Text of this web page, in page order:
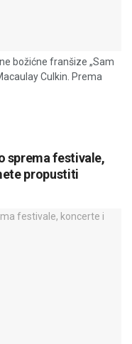
božićne franšize „Sam
Culkin. Prema
sprema festivale,
propustiti